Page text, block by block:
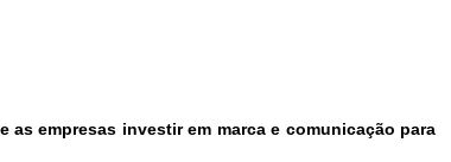
empresas investir em marca e comunicação para